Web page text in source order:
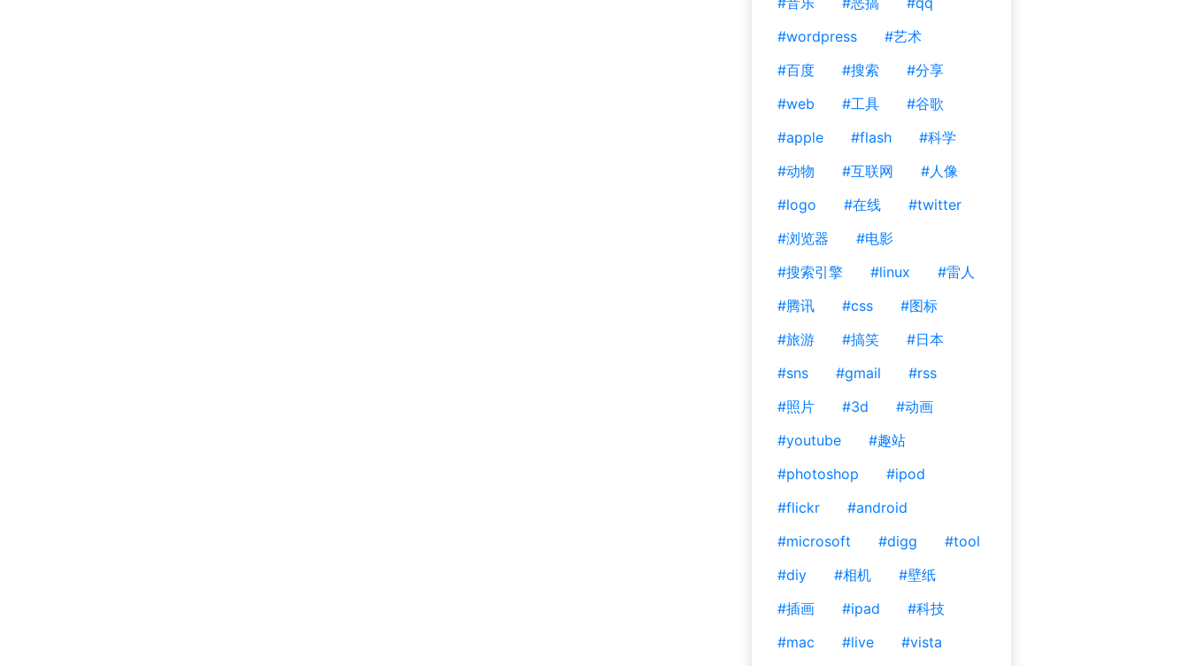
#wordpress
#艺术
#百度
#搜索
#分享
#web
#工具
#谷歌
#apple
#flash
#科学
#动物
#互联网
#人像
#logo
#在线
#twitter
#浏览器
#电影
#搜索引擎
#linux
#雷人
#腾讯
#css
#图标
#旅游
#搞笑
#日本
#sns
#gmail
#rss
#照片
#3d
#动画
#youtube
#趣站
#photoshop
#ipod
#flickr
#android
#microsoft
#digg
#tool
#diy
#相机
#壁纸
#插画
#ipad
#科技
#mac
#live
#vista